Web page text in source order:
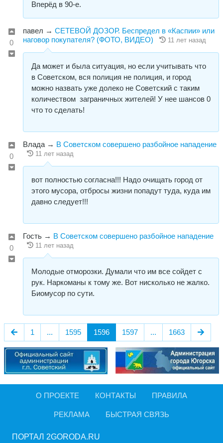
Вперёд в 90-е.
0
павел → СЕТЕВОЙ ДОЗОР. Беспредел в «Каспии» или
наговор покупателя? (ФОТО, ВИДЕО)
11 лет назад
Да может и была ситуация, но если учитывать что
в Советском, вся полиция не полиция, и город
можно назвать уже долеко не Советский с таким
количеством заграничных жителей! У нее шансов 0
что то сделать!
0
Влада → В Советском совершено разбойное нападение
11 лет назад
вот полностью согласна!!! Надо очищать город от
этого мусора, отбросы жизни попадут туда, куда им
давно следует!!!
0
Гость → В Советском совершено разбойное нападение
11 лет назад
Молодые отморозки. Думали что им все сойдет с
рук. Наркоманы к тому же. Вот нисколько не жалко.
Биомусор по сути.
1 ... 1595 1596 1597 ... 1663
О ПРОЕКТЕ КОНТАКТЫ ПРАВИЛА
РЕКЛАМА БЫСТРАЯ СВЯЗЬ
ПОРТАЛ 2GORODA.RU